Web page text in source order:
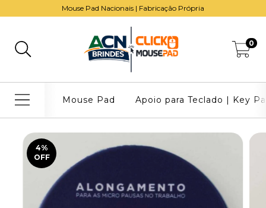
Mouse Pad Nacionais | Fabricação Própria
0
Mouse Pad Apoio para Teclado | Key
4%
OFF